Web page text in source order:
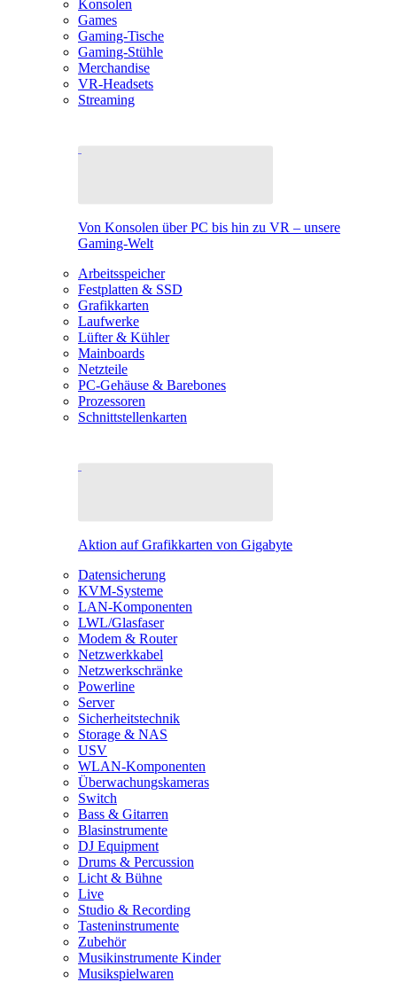
Konsolen
Games
Gaming-Tische
Gaming-Stühle
Merchandise
VR-Headsets
Streaming
Von Konsolen über PC bis hin zu VR – unsere
Gaming-Welt
Arbeitsspeicher
Festplatten & SSD
Grafikkarten
Laufwerke
Lüfter & Kühler
Mainboards
Netzteile
PC-Gehäuse & Barebones
Prozessoren
Schnittstellenkarten
Aktion auf Grafikkarten von Gigabyte
Datensicherung
KVM-Systeme
LAN-Komponenten
LWL/Glasfaser
Modem & Router
Netzwerkkabel
Netzwerkschränke
Powerline
Server
Sicherheitstechnik
Storage & NAS
USV
WLAN-Komponenten
Überwachungskameras
Switch
Bass & Gitarren
Blasinstrumente
DJ Equipment
Drums & Percussion
Licht & Bühne
Live
Studio & Recording
Tasteninstrumente
Zubehör
Musikinstrumente Kinder
Musikspielwaren